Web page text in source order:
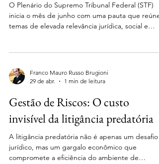
O Plenário do Supremo Tribunal Federal (STF)
inicia o mês de junho com uma pauta que reúne
temas de elevada relevância jurídica, social e
chamada “uberização” das relações de trabalho,
exploração mineral em terras indígenas e à
destaques: Marco Civil da Internet No dia 10 de
junho, retorna à pauta d
Franco Mauro Russo Brugioni
29 de abr.
1 min de leitura
Gestão de Riscos: O custo
invisível da litigância predatória
A litigância predatória não é apenas um desafio
jurídico, mas um gargalo econômico que
compromete a eficiência do ambiente de